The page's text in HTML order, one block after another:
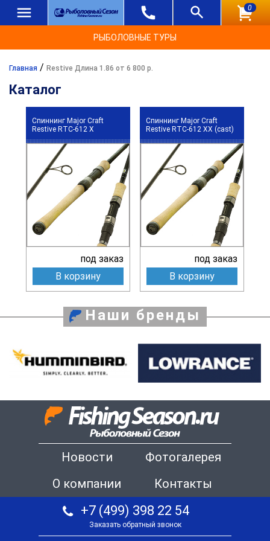
0
РЫБОЛОВНЫЕ ТУРЫ
Главная / Restive Длина 1.86 от 6 800 р.
Каталог
Спиннинг Major Craft
Restive RTC-612 X
под заказ
В корзину
Спиннинг Major Craft
Restive RTC-612 XX (cast)
под заказ
В корзину
Наши бренды
Новости
Фотогалерея
О компании
Контакты
+7 (499) 398 22 54
Заказать обратный звонок